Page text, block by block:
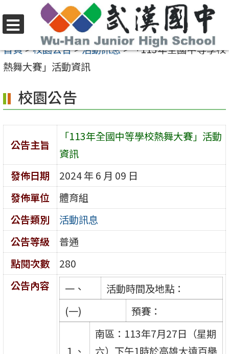
至
要
容
區
選
單
首頁>校園公告>活動訊息>「113年全國中等學校
熱舞大賽」活動資訊
校園公告
公告主旨
「113年全國中等學校熱舞大賽」活動
資訊
發佈日期
2024 年 6 月 09 日
發佈單位
體育組
公告類別
活動訊息
公告等級
普通
點閱次數
280
公告內容
一、
活動時間及地點：
(一)
預賽：
１、
南區：113年7月27日（星期
六）下午1時於高雄大遠百舉